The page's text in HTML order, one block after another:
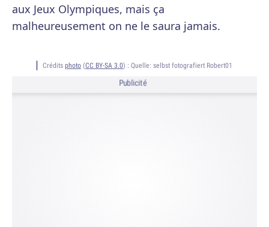
aux Jeux Olympiques, mais ça
malheureusement on ne le saura jamais.
Crédits photo (CC BY-SA 3.0) : Quelle: selbst fotografiert Robert01
Publicité